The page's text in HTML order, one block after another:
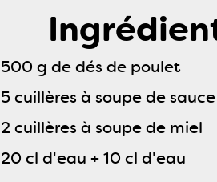
500 g de dés de poulet
5 cuillères à soupe de
2 cuillères à soupe de miel
20 cl d'eau + 10 cl d'eau